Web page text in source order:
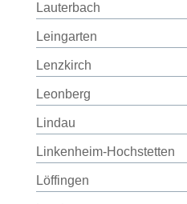
Lauterbach
Leingarten
Lenzkirch
Leonberg
Lindau
Linkenheim-Hochstetten
Löffingen